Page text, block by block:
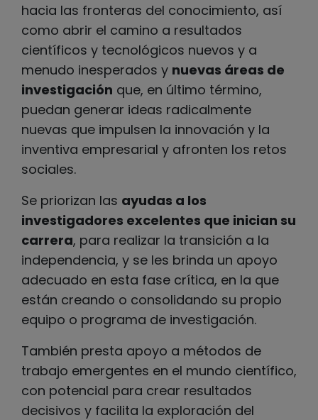
hacia las fronteras del conocimiento, así
como abrir el camino a resultados
científicos y tecnológicos nuevos y a
menudo inesperados y nuevas áreas de
investigación que, en último término,
puedan generar ideas radicalmente
nuevas que impulsen la innovación y la
inventiva empresarial y afronten los retos
sociales.
Se priorizan las ayudas a los
investigadores excelentes que inician su
carrera, para realizar la transición a la
independencia, y se les brinda un apoyo
adecuado en esta fase crítica, en la que
están creando o consolidando su propio
equipo o programa de investigación.
También presta apoyo a métodos de
trabajo emergentes en el mundo científico,
con potencial para crear resultados
decisivos y facilita la exploración del